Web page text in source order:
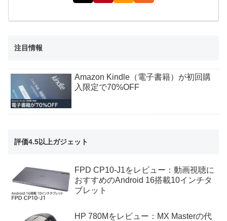
注目情報
Amazon Kindle（電子書籍）が初回購
入限定で70%OFF
評価4.5以上ガジェット
FPD CP10-J1をレビュー：動画視聴に
おすすめのAndroid 16搭載10インチタ
ブレット
HP 780Mをレビュー：MX Masterの代